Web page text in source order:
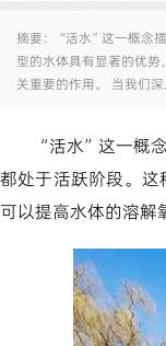
摘要：“活水”这一概念
型的水体具有显著的优
关重要的作用。 当我们
“活水”这一概
都处于活跃阶段。
可以提高水体的溶解